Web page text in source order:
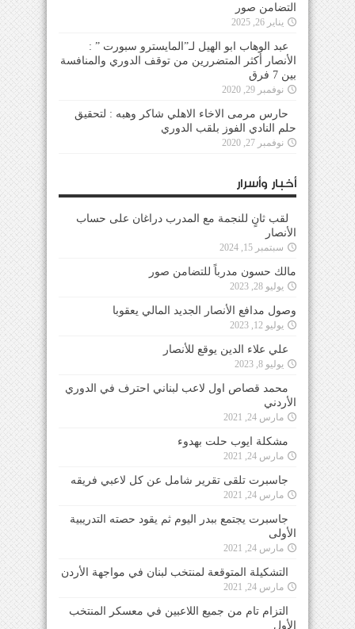
التضامن صور
يناير 26, 2025
عبد الوهاب ابو الهيل لـ”المايسترو سبورت ” :
الأنصار أكثر المتضررين من توقف الدوري والمنافسة
بين 7 فرق
نوفمبر 29, 2020
حارس مرمى الاخاء الاهلي شاكر وهبه : لتحقيق
حلم النادي الفوز بلقب الدوري
نوفمبر 27, 2020
أخبار وأسرار
لقب ثانٍ للنجمة مع المدرب دراغان على حساب
الأنصار
سبتمبر 15, 2024
مالك حسون مدرباً للتضامن صور
يوليو 28, 2023
وصول مدافع الأنصار الجديد المالي يعقوبا
يوليو 12, 2023
علي علاء الدين يوقع للأنصار
يوليو 8, 2023
محمد قصاص اول لاعب لبناني احترف في الدوري
الأردني
مارس 24, 2021
مشكلة ايوب حلت بهدوء
مارس 24, 2021
جاسبرت تلقى تقرير شامل عن كل لاعبي فريقه
مارس 24, 2021
جاسبرت يجتمع ببدر اليوم ثم يقود حصته التدريبية
الأولى
مارس 24, 2021
التشكيلة المتوقعة لمنتخب لبنان في مواجهة الأردن
مارس 24, 2021
التزام تام من جميع اللاعبين في معسكر المنتخب
الأول